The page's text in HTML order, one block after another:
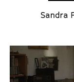
Sandra